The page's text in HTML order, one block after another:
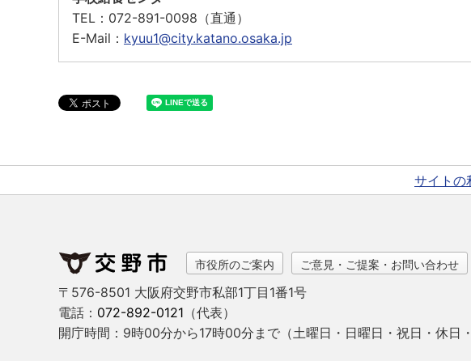
TEL： 072-891-0098（直通）
E-Mail： kyuu1@city.katano.osaka.jp
サイトの
市役所のご案内 ご意見・ご提案・お問い合わせ
〒576-8501 大阪府交野市私部1丁目1番1号
電話： 072-892-0121 （代表）
開庁時間：9時00分から17時00分まで （土曜日・日曜日・祝日・休日